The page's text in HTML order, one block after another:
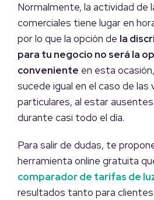
Normalmente, la actividad de
comerciales tiene lugar en
por lo que la opción de la
para tu negocio no será la
conveniente en esta
sucede igual en el caso de las
particulares, al estar
durante casi todo el día.
Para salir de dudas, te
herramienta online gratuita
comparador de tarifas de
resultados tanto para